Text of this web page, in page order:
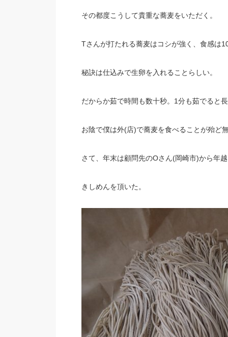
その都度こうして貴重な蕎麦をいただく。
Tさんが打たれる蕎麦はコシが強く、食感は
秘訣は仕込みで生卵を入れることらしい。
だからか茹で時間も数十秒。1分も茹でると長
お陰で僕は外(店)で蕎麦を食べることが殆ど無
さて、年末は顧問先のOさん(岡崎市)から年
きしめんを頂いた。